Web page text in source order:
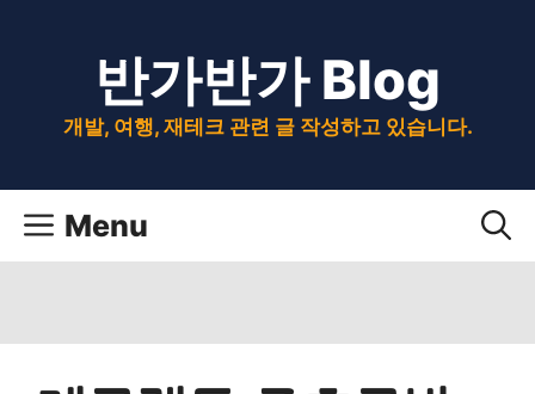
반가반가 Blog
개발, 여행, 재테크 관련 글 작성하고 있습니다.
Menu